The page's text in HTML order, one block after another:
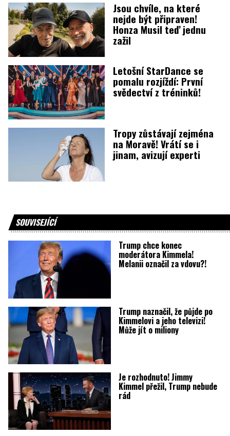
Jsou chvíle, na které
nejde být připraven!
Honza Musil teď jednu
zažil
Letošní StarDance se
pomalu rozjíždí: První
svědectví z tréninků!
Tropy zůstávají zejména
na Moravě! Vrátí se i
jinam, avizují experti
SOUVISEJÍCÍ
Trump chce konec
moderátora Kimmela!
Melanii označil za vdovu?!
Trump naznačil, že půjde po
Kimmelovi a jeho televizi!
Může jít o miliony
Je rozhodnuto! Jimmy
Kimmel přežil, Trump nebude
rád